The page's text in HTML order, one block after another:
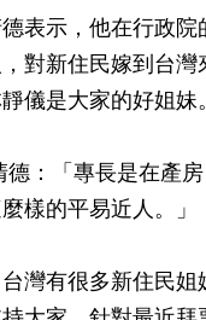
表示，他在行政
對新住民嫁到台
儀是大家的好姐妹。
德：「專長是在產
樣的平易近人。」
灣有很多新住民